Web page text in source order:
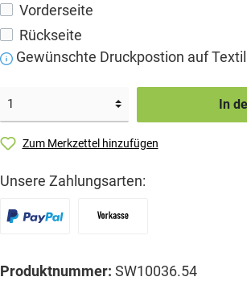
Vorderseite
Rückseite
Gewünschte Druckpostion auf Textil
In
Zum Merkzettel hinzufügen
Unsere Zahlungsarten:
Produktnummer: SW10036.54